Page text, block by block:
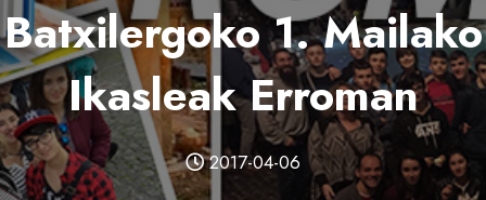
Batxilergoko 1. Mailako
Ikasleak Erroman
2017-04-06